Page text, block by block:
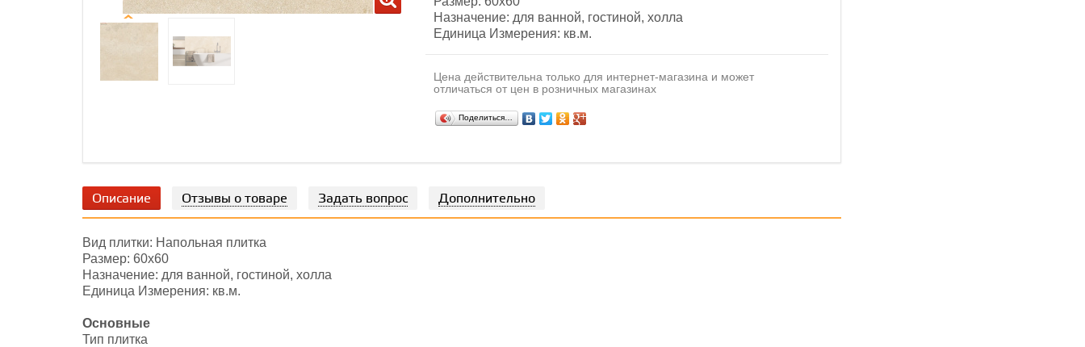
Назначение: для ванной, гостиной, холла
Единица Измерения: кв.м.
Цена действительна только для интернет-магазина и может
отличаться от цен в розничных магазинах
Поделиться…
Описание Отзывы о товаре Задать вопрос Дополнительно
Вид плитки: Напольная плитка
Размер: 60х60
Назначение: для ванной, гостиной, холла
Единица Измерения: кв.м.
Основные
Тип плитка